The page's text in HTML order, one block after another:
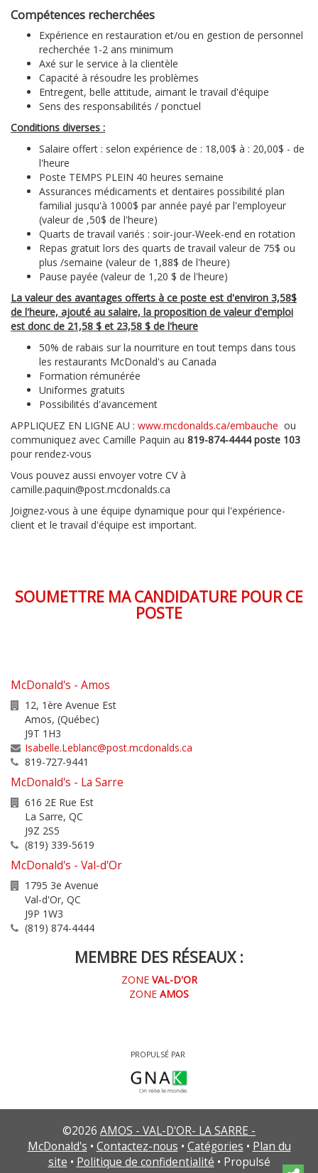
Compétences recherchées
Expérience en restauration et/ou en gestion de personnel
recherchée 1-2 ans minimum
Axé sur le service à la clientèle
Capacité à résoudre les problèmes
Entregent, belle attitude, aimant le travail d'équipe
Sens des responsabilités / ponctuel
Conditions diverses :
Salaire offert : selon expérience de : 18,00$ à : 20,00$ - de
l'heure
Poste TEMPS PLEIN 40 heures semaine
Assurances médicaments et dentaires possibilité plan
familial jusqu'à 1000$ par année payé par l'employeur
(valeur de ,50$ de l'heure)
Quarts de travail variés : soir-jour-Week-end en rotation
Repas gratuit lors des quarts de travail valeur de 75$ ou
plus /semaine (valeur de 1,88$ de l'heure)
Pause payée (valeur de 1,20 $ de l'heure)
La valeur des avantages offerts à ce poste est d'environ 3,58$
de l'heure, ajouté au salaire, la proposition de valeur d'emploi
est donc de 21,58 $ et 23,58 $ de l'heure
50% de rabais sur la nourriture en tout temps dans tous
les restaurants McDonald's au Canada
Formation rémunérée
Uniformes gratuits
Possibilités d'avancement
APPLIQUEZ EN LIGNE AU : www.mcdonalds.ca/embauche ou
communiquez avec Camille Paquin au 819-874-4444 poste 103
pour rendez-vous
Vous pouvez aussi envoyer votre CV à
camille.paquin@post.mcdonalds.ca
Joignez-vous à une équipe dynamique pour qui l'expérience-
client et le travail d'équipe est important.
SOUMETTRE MA CANDIDATURE POUR CE
POSTE
McDonald's - Amos
12, 1ère Avenue Est
Amos, (Québec)
J9T 1H3
Isabelle.Leblanc@post.mcdonalds.ca
819-727-9441
McDonald's - La Sarre
616 2E Rue Est
La Sarre, QC
J9Z 2S5
(819) 339-5619
McDonald's - Val-d'Or
1795 3e Avenue
Val-d'Or, QC
J9P 1W3
(819) 874-4444
MEMBRE DES RÉSEAUX :
ZONE VAL-D'OR
ZONE AMOS
PROPULSÉ PAR
©2026 AMOS - VAL-D'OR- LA SARRE -
McDonald's • Contactez-nous • Catégories • Plan du
site • Politique de confidentialité • Propulsé